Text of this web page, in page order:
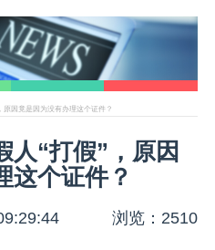
原因竟是因为没有办理这个证件？
人“打假”，原因
这个证件？
浏览：2510